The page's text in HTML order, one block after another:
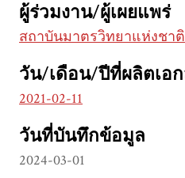
ผู้ร่วมงาน/ผู้เผยแพร่
สถาบันมาตรวิทยาแห่งชาติ
วัน/เดือน/ปีที่ผลิตเอ
2021-02-11
วันที่บันทึกข้อมูล
2024-03-01